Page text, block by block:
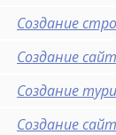
Создание
Создание
Создание
Создание